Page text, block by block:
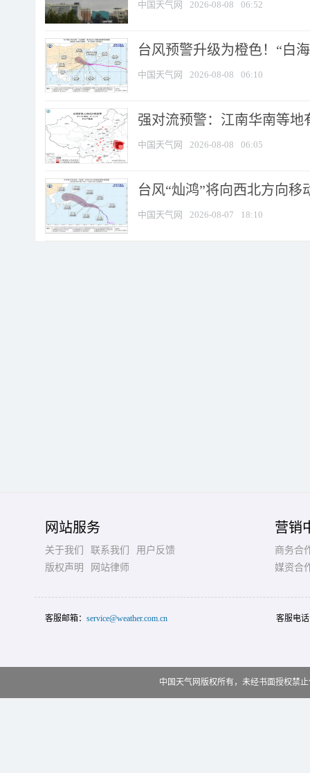
中国天气网 2026-08-08 06:52
台风预警升级为橙色！“白
中国天气网 2026-08-08 06:10
强对流预警：江南华南等地
中国天气网 2026-08-08 06:05
台风“灿鸿”将向西北方向移
中国天气网 2026-08-07 18:10
网站服务
关于我们 联系我们
用户反馈
版权声明
网站律师
营销
商务合
媒资合
客服邮箱： service@weather.com.cn 客服电
中国天气网版权所有，未经书面授权